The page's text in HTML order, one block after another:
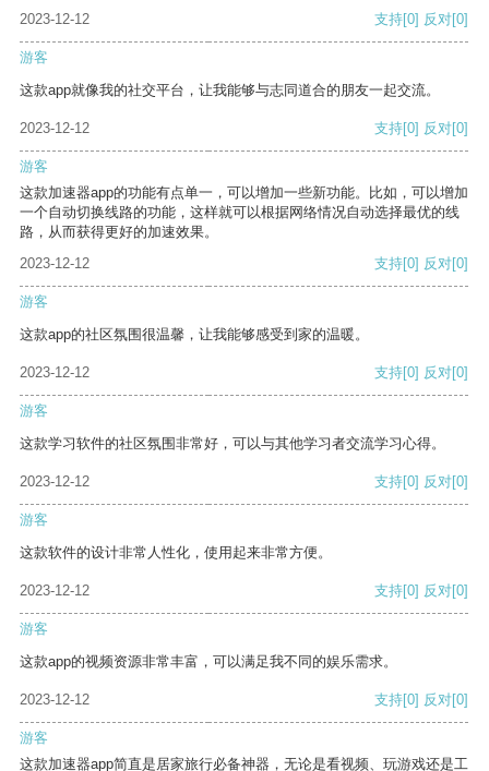
2023-12-12 支持[0] 反对[0]
游客
这款app就像我的社交平台，让我能够与志同道合的朋友一起交流。
2023-12-12 支持[0] 反对[0]
游客
这款加速器app的功能有点单一，可以增加一些新功能。比如，可以增加
一个自动切换线路的功能，这样就可以根据网络情况自动选择最优的线
路，从而获得更好的加速效果。
2023-12-12
支持[0] 反对[0]
游客
这款app的社区氛围很温馨，让我能够感受到家的温暖。
2023-12-12 支持[0] 反对[0]
游客
这款学习软件的社区氛围非常好，可以与其他学习者交流学习心得。
2023-12-12 支持[0] 反对[0]
游客
这款软件的设计非常人性化，使用起来非常方便。
2023-12-12 支持[0] 反对[0]
游客
这款app的视频资源非常丰富，可以满足我不同的娱乐需求。
2023-12-12 支持[0] 反对[0]
游客
这款加速器app简直是居家旅行必备神器，无论是看视频、玩游戏还是工